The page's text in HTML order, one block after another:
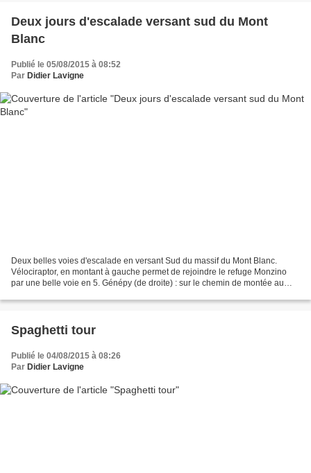
Deux jours d'escalade versant sud du Mont
Blanc
Publié le 05/08/2015 à 08:52
Par Didier Lavigne
Deux belles voies d'escalade en versant Sud du massif du Mont Blanc.
Vélociraptor, en montant à gauche permet de rejoindre le refuge Monzino
par une belle voie en 5. Génépy (de droite) : sur le chemin de montée au
Spaghetti tour
Publié le 04/08/2015 à 08:26
Par Didier Lavigne